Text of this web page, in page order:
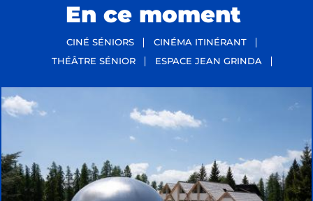
En ce moment
CINÉ SÉNIORS
CINÉMA ITINÉRANT
THÉÂTRE SÉNIOR
ESPACE JEAN GRINDA